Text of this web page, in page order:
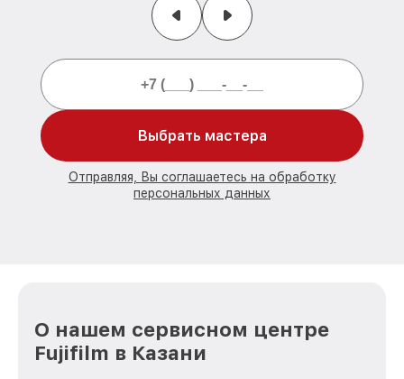
Выбрать мастера
Отправляя, Вы соглашаетесь на обработку
персональных данных
О нашем сервисном центре
Fujifilm в Казани